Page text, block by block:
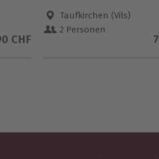
CHF
Taufkirchen (Vils)
2 Personen